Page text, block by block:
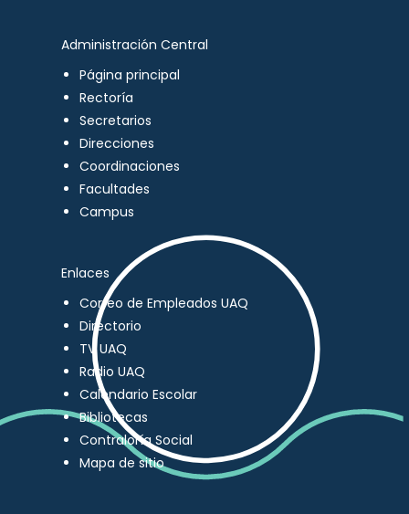
Administración Central
Página principal
Rectoría
Secretarios
Direcciones
Coordinaciones
Facultades
Campus
Enlaces
Correo de Empleados UAQ
Directorio
TV UAQ
Radio UAQ
Calendario Escolar
Bibliotecas
Contraloría Social
Mapa de sitio